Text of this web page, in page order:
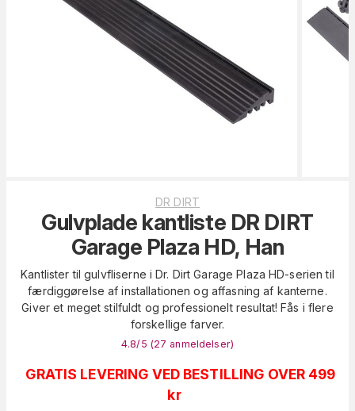
DR DIRT
Gulvplade kantliste DR DIRT
Garage Plaza HD, Han
Kantlister til gulvfliserne i Dr. Dirt Garage Plaza HD-serien til
færdiggørelse af installationen og affasning af kanterne.
Giver et meget stilfuldt og professionelt resultat! Fås i flere
forskellige farver.
4.8/5 (27 anmeldelser)
GRATIS LEVERING VED BESTILLING OVER 499
kr